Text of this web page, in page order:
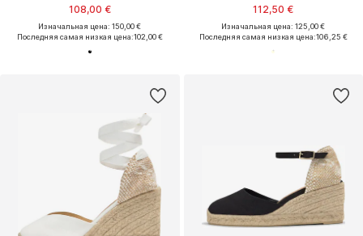
108,00 €
Изначальная цена: 150,00 €
Последняя самая низкая цена:102,00 €
112,50 €
Изначальная цена: 125,00 €
Последняя самая низкая цена:106,25 €